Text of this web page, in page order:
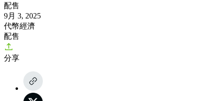
配售
9月 3, 2025
代幣經濟
配售
分享